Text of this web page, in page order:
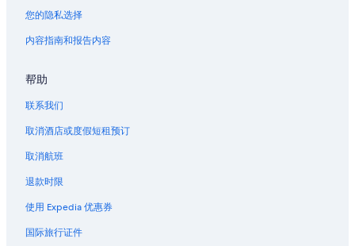
您的隐私选择
内容指南和报告内容
帮助
联系我们
取消酒店或度假短租预订
取消航班
退款时限
使用 Expedia 优惠券
国际旅行证件